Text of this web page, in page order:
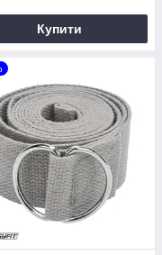
Купити